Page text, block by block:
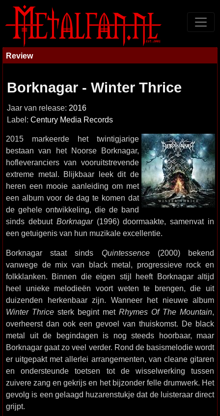
Review
Borknagar - Winter Thrice
Jaar van release: 2016
Label: Century Media Records
2015 markeerde het twintigjarige
bestaan van het Noorse Borknagar,
hofleveranciers van vooruitstrevende
extreme metal. Blijkbaar leek dit de
heren een mooie aanleiding om met
een album voor de dag te komen dat
de gehele ontwikkeling, die de band
sinds debuut Borknagar(1996) doormaakte, samenvat in
een getuigenis van hun muzikale excellentie.
Borknagar staat sinds Quintessence(2000) bekend
vanwege de mix van black metal, progressieve rock en
folkklanken. Binnen die eigen stijl heeft Borknagar altijd
heel unieke melodieën voort weten te brengen, die uit
duizenden herkenbaar zijn. Wanneer het nieuwe album
Winter Thrice sterk begint met Rhymes Of The Mountain,
overheerst dan ook een gevoel van thuiskomst. De black
metal uit de begindagen is nog steeds hoorbaar, maar
Borknagar gaat zo veel verder. Rond de basismelodie wordt
er uitgepakt met allerlei arrangementen, van cleane gitaren
en ondersteunde toetsen tot de wisselwerking tussen
zuivere zang en gekrijs en het bijzonder felle drumwerk. Het
gevolg is een gelaagd huzarenstukje dat de luisteraar direct
grijpt.